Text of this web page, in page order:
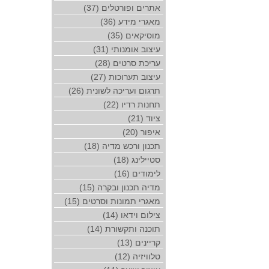
אתרים ופורטלים (37)
מאגרי מידע (36)
מוסיקאים (35)
עיצוב אומנותי (31)
עריכת סרטים (28)
עיצוב תערוכות (27)
תרגום ועריכה לשונית (26)
תחנות רדיו (22)
ציוד (21)
איפור (20)
תכנון ורכש מדיה (18)
סטיילינג (18)
לימודים (16)
מדיה תכנון ובקרה (15)
מאגרי תמונות וסרטים (15)
צילום וידאו (14)
תוכנה ותקשורת (14)
קריינים (13)
טלוויזיה (12)